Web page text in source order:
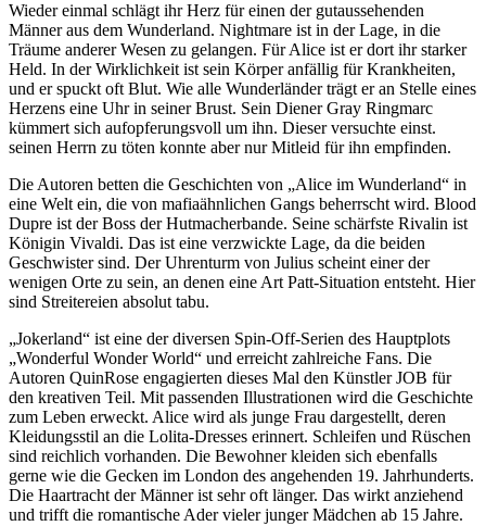
Wieder einmal schlägt ihr Herz für einen der gutaussehenden
Männer aus dem Wunderland. Nightmare ist in der Lage, in die
Träume anderer Wesen zu gelangen. Für Alice ist er dort ihr starker
Held. In der Wirklichkeit ist sein Körper anfällig für Krankheiten,
und er spuckt oft Blut. Wie alle Wunderländer trägt er an Stelle eines
Herzens eine Uhr in seiner Brust. Sein Diener Gray Ringmarc
kümmert sich aufopferungsvoll um ihn. Dieser versuchte einst.
seinen Herrn zu töten konnte aber nur Mitleid für ihn empfinden.
Die Autoren betten die Geschichten von „Alice im Wunderland“ in
eine Welt ein, die von mafiaähnlichen Gangs beherrscht wird. Blood
Dupre ist der Boss der Hutmacherbande. Seine schärfste Rivalin ist
Königin Vivaldi. Das ist eine verzwickte Lage, da die beiden
Geschwister sind. Der Uhrenturm von Julius scheint einer der
wenigen Orte zu sein, an denen eine Art Patt-Situation entsteht. Hier
sind Streitereien absolut tabu.
„Jokerland“ ist eine der diversen Spin-Off-Serien des Hauptplots
„Wonderful Wonder World“ und erreicht zahlreiche Fans. Die
Autoren QuinRose engagierten dieses Mal den Künstler JOB für
den kreativen Teil. Mit passenden Illustrationen wird die Geschichte
zum Leben erweckt. Alice wird als junge Frau dargestellt, deren
Kleidungsstil an die Lolita-Dresses erinnert. Schleifen und Rüschen
sind reichlich vorhanden. Die Bewohner kleiden sich ebenfalls
gerne wie die Gecken im London des angehenden 19. Jahrhunderts.
Die Haartracht der Männer ist sehr oft länger. Das wirkt anziehend
und trifft die romantische Ader vieler junger Mädchen ab 15 Jahre.